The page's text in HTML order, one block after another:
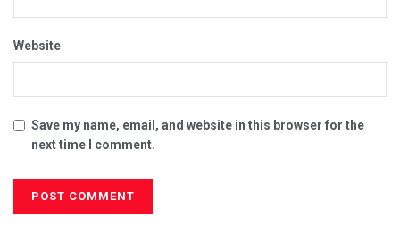
Website
Save my name, email, and website in this browser for the
next time I comment.